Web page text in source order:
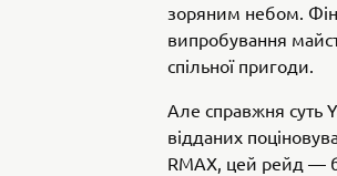
зоряним небом.
випробування
спільної пригоди.
Але справжня суть
відданих
RMAX, цей рейд —